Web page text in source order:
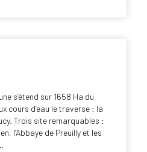
s’étend sur 1658 Ha du
cours d’eau le traverse : la
Trois site remarquables :
l’Abbaye de Preuilly et les